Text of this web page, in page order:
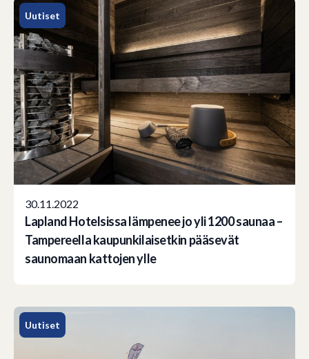
Uutiset
30.11.2022
Lapland Hotelsissa lämpenee jo yli 1200 saunaa –
Tampereella kaupunkilaisetkin pääsevät
saunomaan kattojen ylle
Uutiset